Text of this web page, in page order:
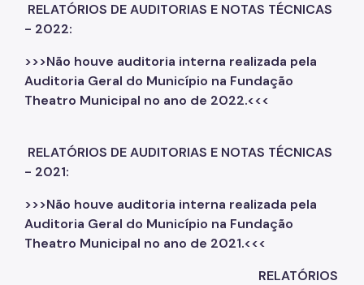
RELATÓRIOS DE AUDITORIAS E NOTAS TÉCNICAS
- 2022:
>>>Não houve auditoria interna realizada pela
Auditoria Geral do Município na Fundação
Theatro Municipal no ano de 2022.<<<
RELATÓRIOS DE AUDITORIAS E NOTAS TÉCNICAS
- 2021:
>>>Não houve auditoria interna realizada pela
Auditoria Geral do Município na Fundação
Theatro Municipal no ano de 2021.<<<
RELATÓRIOS